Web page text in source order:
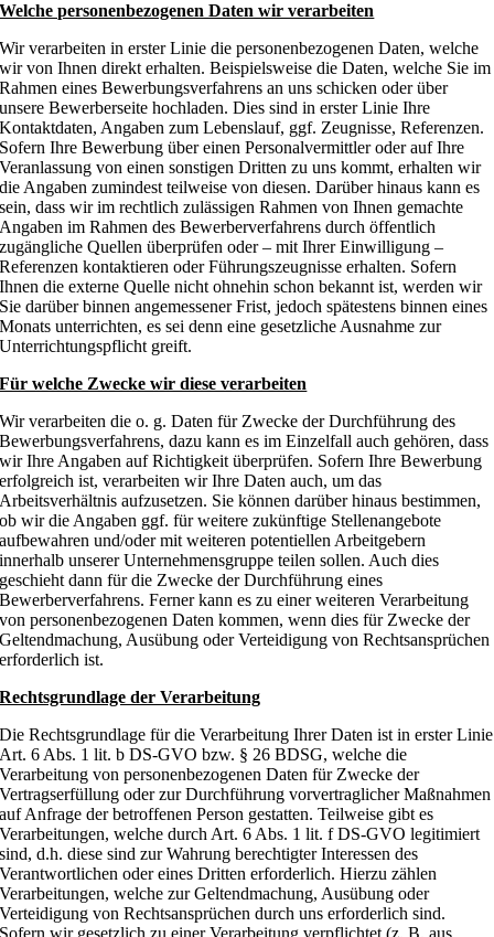
Welche personenbezogenen Daten wir verarbeiten
Wir verarbeiten in erster Linie die personenbezogenen Daten, welche
wir von Ihnen direkt erhalten. Beispielsweise die Daten, welche Sie im
Rahmen eines Bewerbungsverfahrens an uns schicken oder über
unsere Bewerberseite hochladen. Dies sind in erster Linie Ihre
Kontaktdaten, Angaben zum Lebenslauf, ggf. Zeugnisse, Referenzen.
Sofern Ihre Bewerbung über einen Personalvermittler oder auf Ihre
Veranlassung von einen sonstigen Dritten zu uns kommt, erhalten wir
die Angaben zumindest teilweise von diesen. Darüber hinaus kann es
sein, dass wir im rechtlich zulässigen Rahmen von Ihnen gemachte
Angaben im Rahmen des Bewerberverfahrens durch öffentlich
zugängliche Quellen überprüfen oder – mit Ihrer Einwilligung –
Referenzen kontaktieren oder Führungszeugnisse erhalten. Sofern
Ihnen die externe Quelle nicht ohnehin schon bekannt ist, werden wir
Sie darüber binnen angemessener Frist, jedoch spätestens binnen eines
Monats unterrichten, es sei denn eine gesetzliche Ausnahme zur
Unterrichtungspflicht greift.
Für welche Zwecke wir diese verarbeiten
Wir verarbeiten die o. g. Daten für Zwecke der Durchführung des
Bewerbungsverfahrens, dazu kann es im Einzelfall auch gehören, dass
wir Ihre Angaben auf Richtigkeit überprüfen. Sofern Ihre Bewerbung
erfolgreich ist, verarbeiten wir Ihre Daten auch, um das
Arbeitsverhältnis aufzusetzen. Sie können darüber hinaus bestimmen,
ob wir die Angaben ggf. für weitere zukünftige Stellenangebote
aufbewahren und/oder mit weiteren potentiellen Arbeitgebern
innerhalb unserer Unternehmensgruppe teilen sollen. Auch dies
geschieht dann für die Zwecke der Durchführung eines
Bewerberverfahrens. Ferner kann es zu einer weiteren Verarbeitung
von personenbezogenen Daten kommen, wenn dies für Zwecke der
Geltendmachung, Ausübung oder Verteidigung von Rechtsansprüchen
erforderlich ist.
Rechtsgrundlage der Verarbeitung
Die Rechtsgrundlage für die Verarbeitung Ihrer Daten ist in erster Linie
Art. 6 Abs. 1 lit. b DS-GVO bzw. § 26 BDSG, welche die
Verarbeitung von personenbezogenen Daten für Zwecke der
Vertragserfüllung oder zur Durchführung vorvertraglicher Maßnahmen
auf Anfrage der betroffenen Person gestatten. Teilweise gibt es
Verarbeitungen, welche durch Art. 6 Abs. 1 lit. f DS-GVO legitimiert
sind, d.h. diese sind zur Wahrung berechtigter Interessen des
Verantwortlichen oder eines Dritten erforderlich. Hierzu zählen
Verarbeitungen, welche zur Geltendmachung, Ausübung oder
Verteidigung von Rechtsansprüchen durch uns erforderlich sind.
Sofern wir gesetzlich zu einer Verarbeitung verpflichtet (z. B. aus